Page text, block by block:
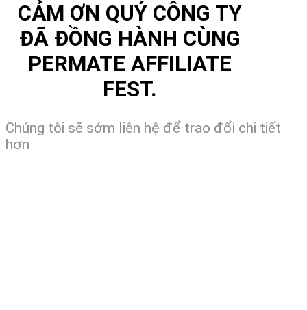
CẢM ƠN QUÝ CÔNG TY
ĐÃ ĐỒNG HÀNH CÙNG
PERMATE AFFILIATE
FEST.
Chúng tôi sẽ sớm liên hệ để trao đổi chi tiết
hơn